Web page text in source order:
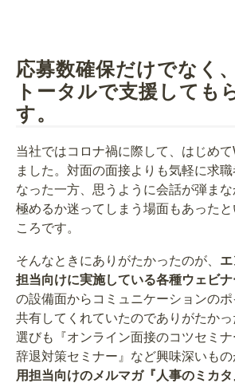
応募数確保だけでなく
トータルで支援しても
す。
当社ではコロナ禍に際して、はじめ
ました。対面の面接よりも気軽に求
なった一方、思うように会話が弾ま
極めるか迷ってしまう場面もあった
ころです。
そんなときにありがたかったのが、
担当向けに実施している各種ウェビナ
の設備面からコミュニケーションのポ
共有してくれていたのでありがたか
選びも『オンライン面接のコツセミ
辞退対策セミナー』など興味深いもの
用担当向けのメルマガ『人事のミカタ